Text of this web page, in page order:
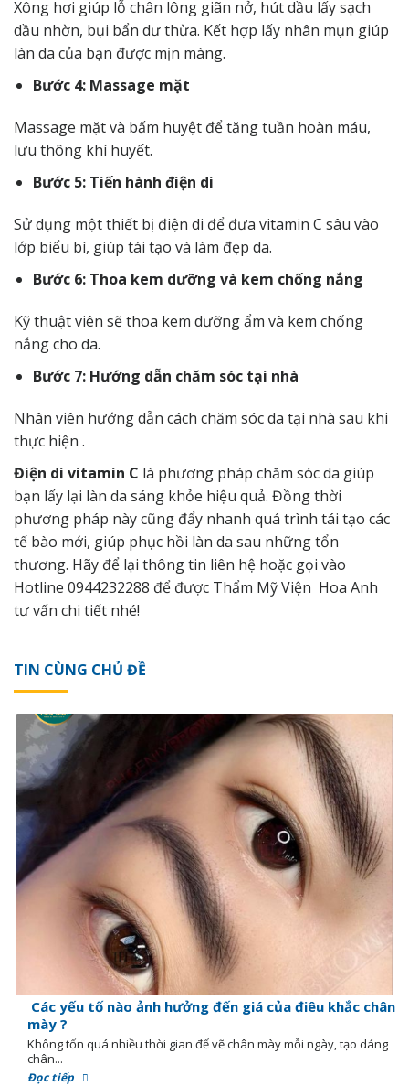
Xông hơi giúp lỗ chân lông giãn nở, hút dầu lấy sạch
dầu nhờn, bụi bẩn dư thừa. Kết hợp lấy nhân mụn giúp
làn da của bạn được mịn màng.
Bước 4: Massage mặt
Massage mặt và bấm huyệt đểtăng tuần hoàn máu,
lưu thông khí huyết.
Bước 5: Tiến hành điện di
Sử dụng một thiết bị điện di để đưa vitamin C sâu vào
lớp biểu bì, giúp tái tạo và làm đẹp da.
Bước 6: Thoa kem dưỡng và kem chống nắng
Kỹ thuật viên sẽ thoa kem dưỡng ẩm và kem chống
nắng cho da.
Bước 7: Hướng dẫn chăm sóc tại nhà
Nhân viên hướng dẫn cách chăm sóc da tại nhà sau khi
thực hiện .
Điện di vitamin C là phương pháp chăm sóc da giúp
bạn lấy lại làn da sáng khỏe hiệu quả. Đồng thời
phương pháp này cũng đẩy nhanh quá trình tái tạo các
tế bào mới, giúp phục hồi làn da sau những tổn
thương. Hãy để lại thông tin liên hệ hoặc gọi vào
Hotline 0944232288 để được Thẩm Mỹ Viện Hoa Anh
tư vấn chi tiết nhé!
TIN CÙNG CHỦ ĐỀ
Các yếu tố nào ảnh hưởng đến giá của điêu khắc chân
mày ?
Không tốn quá nhiều thời gian để vẽ chân mày mỗi ngày, tạo dáng
chân...
Đọc tiếp